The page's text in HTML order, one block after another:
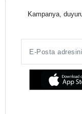
Kampanya,